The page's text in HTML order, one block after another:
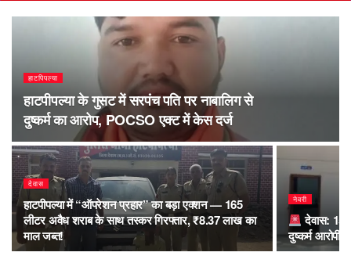
हाटपिपल्या
हाटपीपल्या के गुसट में सरपंच पति पर नाबालिग से
दुष्कर्म का आरोप, POCSO एक्ट में केस दर्ज
देवास
हाटपीपल्या में “ऑपरेशन प्रहार” का बड़ा एक्शन — 165
लीटर अवैध शराब के साथ तस्कर गिरफ्तार, ₹8.37 लाख का
माल जब्त!
नेवरी
देवास: 15
दुष्कर्म आरोपी